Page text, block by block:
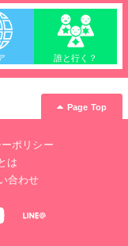
誰と行く？
Page Top
ポリシー
は
合わせ